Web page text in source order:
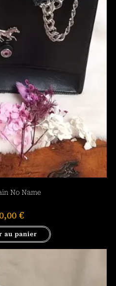
No Name
€
au panier